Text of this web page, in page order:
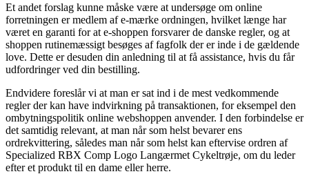
Et andet forslag kunne måske være at undersøge om online
forretningen er medlem af e-mærke ordningen, hvilket længe har
været en garanti for at e-shoppen forsvarer de danske regler, og at
shoppen rutinemæssigt besøges af fagfolk der er inde i de gældende
love. Dette er desuden din anledning til at få assistance, hvis du får
udfordringer ved din bestilling.
Endvidere foreslår vi at man er sat ind i de mest vedkommende
regler der kan have indvirkning på transaktionen, for eksempel den
ombytningspolitik online webshoppen anvender. I den forbindelse er
det samtidig relevant, at man når som helst bevarer ens
ordrekvittering, således man når som helst kan eftervise ordren af
Specialized RBX Comp Logo Langærmet Cykeltrøje, om du leder
efter et produkt til en dame eller herre.